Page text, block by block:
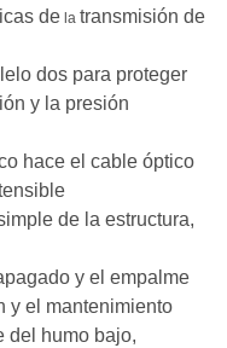
dela transmisión de
dos para proteger
y la presión
hace el cable óptico
de la estructura,
y el empalme
y el mantenimiento
del humo bajo,